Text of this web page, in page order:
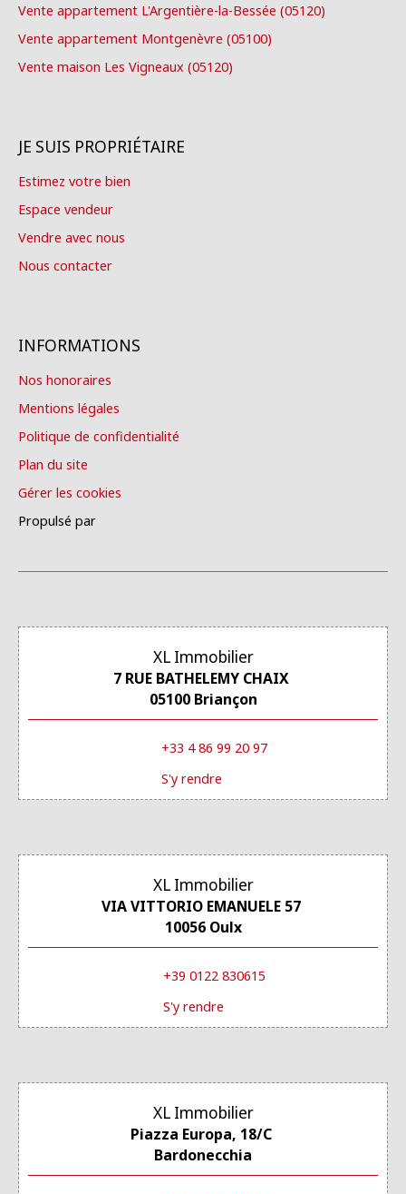
Vente appartement L'Argentière-la-Bessée (05120)
Vente appartement Montgenèvre (05100)
Vente maison Les Vigneaux (05120)
JE SUIS PROPRIÉTAIRE
Estimez votre bien
Espace vendeur
Vendre avec nous
Nous contacter
INFORMATIONS
Nos honoraires
Mentions légales
Politique de confidentialité
Plan du site
Gérer les cookies
Propulsé par
XL Immobilier
7 RUE BATHELEMY CHAIX
05100 Briançon
+33 4 86 99 20 97
S'y rendre
XL Immobilier
VIA VITTORIO EMANUELE 57
10056 Oulx
+39 0122 830615
S'y rendre
XL Immobilier
Piazza Europa, 18/C
Bardonecchia